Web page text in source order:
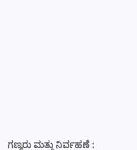
ಗಣ್ಯರು ಮತ್ತು ನಿರ್ವಹಣೆ :